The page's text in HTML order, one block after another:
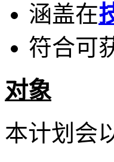
涵盖在
符合可
对象
本计划会